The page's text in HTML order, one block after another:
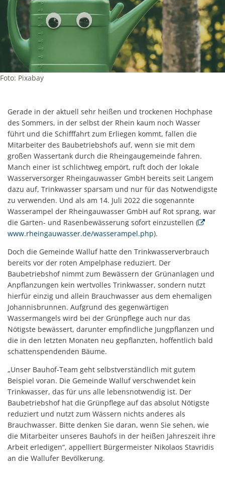
Foto: Pixabay
Gerade in der aktuell sehr heißen und trockenen Hochphase
des Sommers, in der selbst der Rhein kaum noch Wasser
führt und die Schifffahrt zum Erliegen kommt, fallen die
Mitarbeiter des Baubetriebshofs auf, wenn sie mit dem
großen Wassertank durch die Rheingaugemeinde fahren.
Manch einer ist schlichtweg empört, ruft doch der lokale
Wasserversorger Rheingauwasser GmbH bereits seit Langem
dazu auf, Trinkwasser sparsam und nur für das Notwendigste
zu verwenden. Und als am 14. Juli 2022 die sogenannte
Wasserampel der Rheingauwasser GmbH auf Rot sprang, war
die Garten- und Rasenbewässerung sofort einzustellen (
www.rheingauwasser.de/wasserampel.php).
Doch die Gemeinde Walluf hatte den Trinkwasserverbrauch
bereits vor der roten Ampelphase reduziert. Der
Baubetriebshof nimmt zum Bewässern der Grünanlagen und
Anpflanzungen kein wertvolles Trinkwasser, sondern nutzt
hierfür einzig und allein Brauchwasser aus dem ehemaligen
Johannisbrunnen. Aufgrund des gegenwärtigen
Wassermangels wird bei der Grünpflege auch nur das
Nötigste bewässert, darunter empfindliche Jungpflanzen und
die in den letzten Monaten neu gepflanzten, hoffentlich bald
schattenspendenden Bäume.
„Unser Bauhof-Team geht selbstverständlich mit gutem
Beispiel voran. Die Gemeinde Walluf verschwendet kein
Trinkwasser, das für uns alle lebensnotwendig ist. Der
Baubetriebshof hat die Grünpflege auf das absolut Nötigste
reduziert und nutzt zum Wässern nichts anderes als
Brauchwasser. Bitte denken Sie daran, wenn Sie sehen, wie
die Mitarbeiter unseres Bauhofs in der heißen Jahreszeit ihre
Arbeit erledigen“, appelliert Bürgermeister Nikolaos Stavridis
an die Wallufer Bevölkerung.